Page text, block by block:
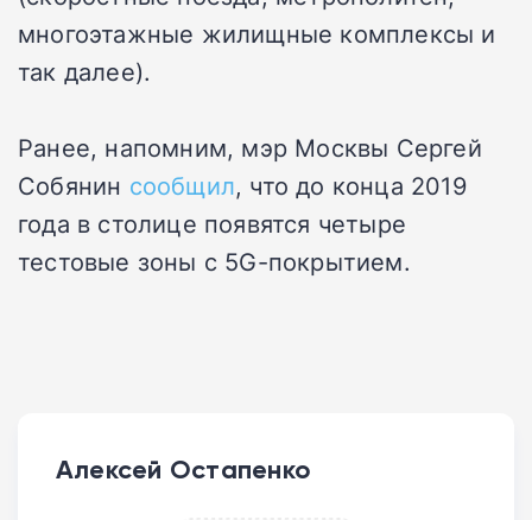
многоэтажные жилищные комплексы и
так далее).
Ранее, напомним, мэр Москвы Сергей
Собянин сообщил, что до конца 2019
года в столице появятся четыре
тестовые зоны с 5G-покрытием.
Алексей Остапенко